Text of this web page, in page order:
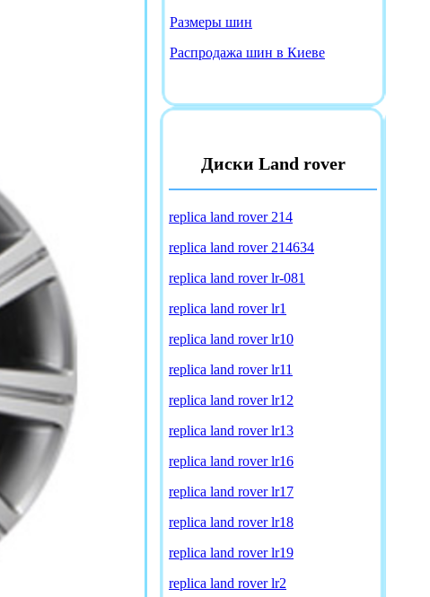
Размеры шин
Распродажа шин в Киеве
Диски Land rover
replica land rover 214
replica land rover 214634
replica land rover lr-081
replica land rover lr1
replica land rover lr10
replica land rover lr11
replica land rover lr12
replica land rover lr13
replica land rover lr16
replica land rover lr17
replica land rover lr18
replica land rover lr19
replica land rover lr2